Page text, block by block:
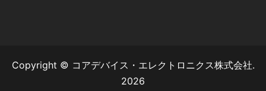
Copyright © コアデバイス・エレクトロニクス株式会社.
2026